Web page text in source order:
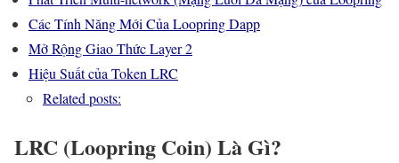
Các Tính Năng Mới Của Loopring Dapp
Mở Rộng Giao Thức Layer 2
Hiệu Suất của Token LRC
Related posts:
LRC (Loopring Coin) Là Gì?